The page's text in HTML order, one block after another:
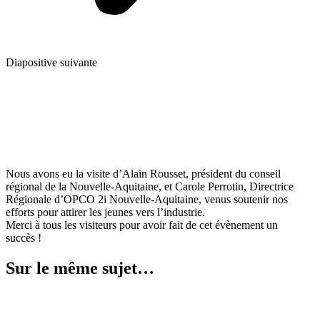
Diapositive suivante
Nous avons eu la visite d’Alain Rousset, président du conseil
régional de la Nouvelle-Aquitaine, et Carole Perrotin, Directrice
Régionale d’OPCO 2i Nouvelle-Aquitaine, venus soutenir nos
efforts pour attirer les jeunes vers l’industrie.
Merci à tous les visiteurs pour avoir fait de cet évènement un
succès !
Sur le même sujet…